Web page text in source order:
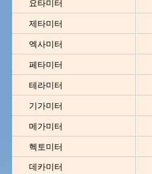
요타미터
제타미터
엑사미터
페타미터
테라미터
기가미터
메가미터
헥토미터
데카미터